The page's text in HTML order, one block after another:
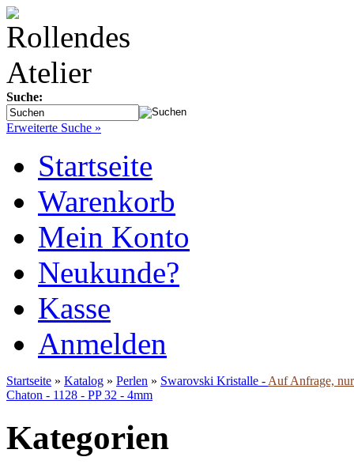
Suche:
Erweiterte Suche »
Startseite
Warenkorb
Mein Konto
Neukunde?
Kasse
Anmelden
Startseite » Katalog » Perlen » Swarovski Kristalle - Auf Anfrage,
Chaton - 1128 - PP 32 - 4mm
Kategorien